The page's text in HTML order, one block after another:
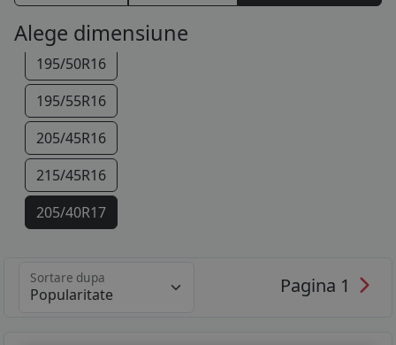
Alege dimensiune
195/45R16
195/50R16
195/55R16
205/45R16
215/45R16
205/40R17
215/45R17
Sortare dupa Pagina 1